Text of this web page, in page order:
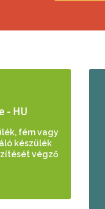
- HU
fém vagy
készülék
végző